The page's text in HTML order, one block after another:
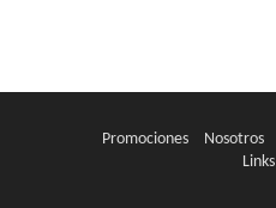
Promociones Nosotros
Links